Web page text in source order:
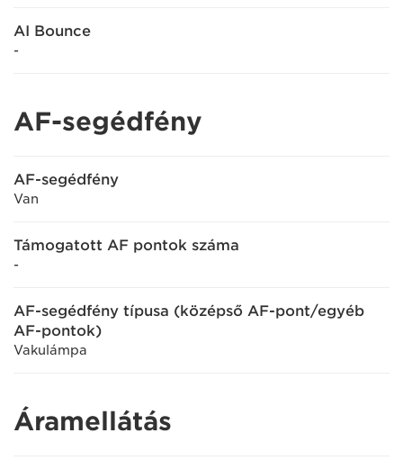
AI Bounce
-
AF-segédfény
AF-segédfény
Van
Támogatott AF pontok száma
-
AF-segédfény típusa (középső AF-pont/egyéb
AF-pontok)
Vakulámpa
Áramellátás